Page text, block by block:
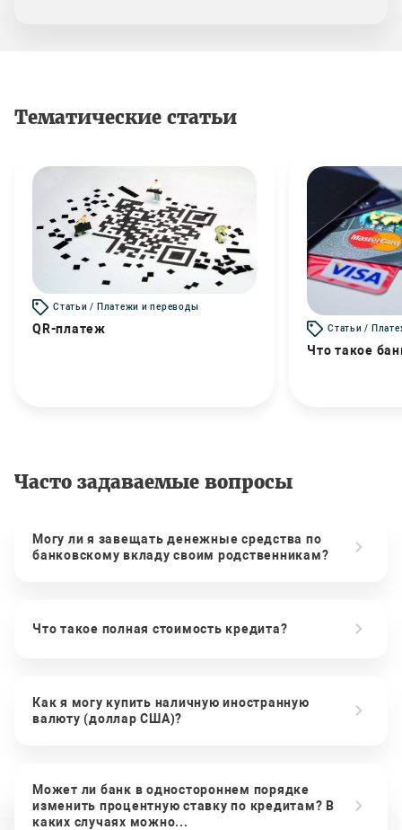
Тематические статьи
Статьи / Платежи и переводы
QR-платеж Статьи /
Что такое
Часто задаваемые вопросы
Могу ли я завещать денежные средства по
банковскому вкладу своим родственникам?
Что такое полная стоимость кредита?
Как я могу купить наличную иностранную
валюту (доллар США)?
Может ли банк в одностороннем порядке
изменить процентную ставку по кредитам? В
каких случаях можно...